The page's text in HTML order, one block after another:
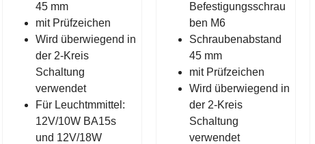
45 mm
mit Prüfzeichen
Wird überwiegend in
der 2-Kreis
Schaltung
verwendet
Für Leuchtmmittel:
12V/10W BA15s
und 12V/18W
Befestigungsschrau
ben M6
Schraubenabstand
45 mm
mit Prüfzeichen
Wird überwiegend in
der 2-Kreis
Schaltung
verwendet